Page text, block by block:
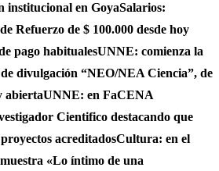
institucional en GoyaSalarios:
Refuerzo de $ 100.000 desde hoy
pago habitualesUNNE: comienza la
divulgación “NEO/NEA Ciencia”, de
abiertaUNNE: en FaCENA
Cientifico destacando que
acreditadosCultura: en el
«Lo íntimo de una